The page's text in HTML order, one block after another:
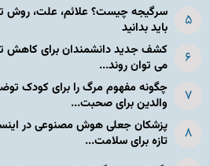
سرگیجه چیست؟ علائم، علت،
باید بدانید
کشف جدید دانشمندان برای کاهش
می توان روند...
چگونه مفهوم مرگ را برای کودک
والدین برای صحبت...
پزشکان جعلی هوش مصنوعی در
تازه برای سلامت...